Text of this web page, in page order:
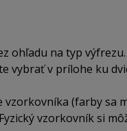
ohľadu na typ
vybrať v prílohe ku
(farby sa
vzorkovník si